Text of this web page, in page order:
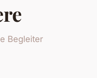
Begleiter